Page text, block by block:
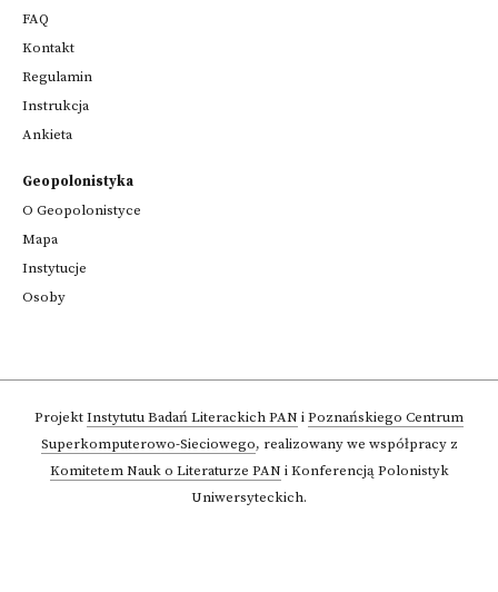
FAQ
Kontakt
Regulamin
Instrukcja
Ankieta
Geopolonistyka
O Geopolonistyce
Mapa
Instytucje
Osoby
ProjektInstytutu Badań Literackich PAN iPoznańskiego Centrum
Superkomputerowo-Sieciowego, realizowany we współpracy z
Komitetem Nauk o Literaturze PAN i Konferencją Polonistyk
Uniwersyteckich.